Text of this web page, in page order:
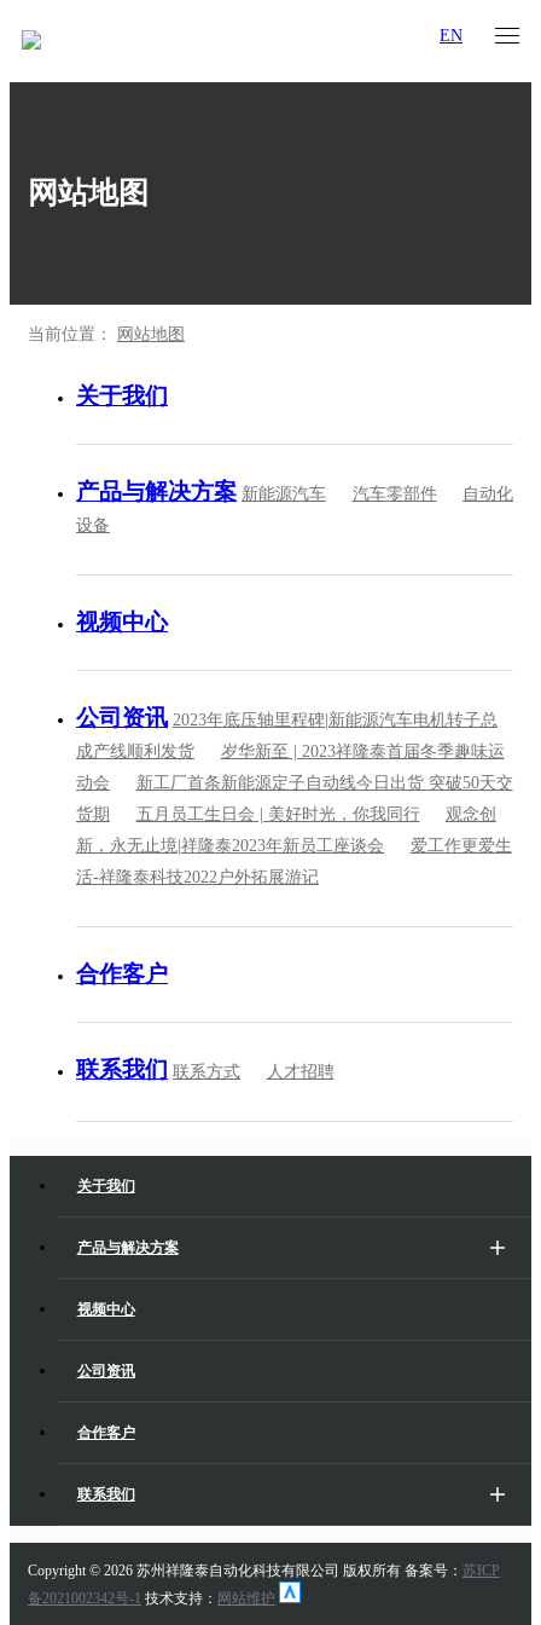
EN
网站地图
当前位置： 网站地图
关于我们
产品与解决方案 新能源汽车 汽车零部件
自动化
设备
视频中心
公司资讯 2023年底压轴里程碑|新能源汽车电机转子总
成产线顺利发货
岁华新至 | 2023祥隆泰首届冬季趣味运
动会
新工厂首条新能源定子自动线今日出货 突破50天交
货期
五月员工生日会 | 美好时光，你我同行
观念创
新，永无止境|祥隆泰2023年新员工座谈会
爱工作更爱生
活-祥隆泰科技2022户外拓展游记
合作客户
联系我们 联系方式 人才招聘
关于我们
产品与解决方案
视频中心
公司资讯
合作客户
联系我们
Copyright © 2026 苏州祥隆泰自动化科技有限公司 版权所有 备案号： 苏ICP
备2021002342号-1 技术支持： 网站维护